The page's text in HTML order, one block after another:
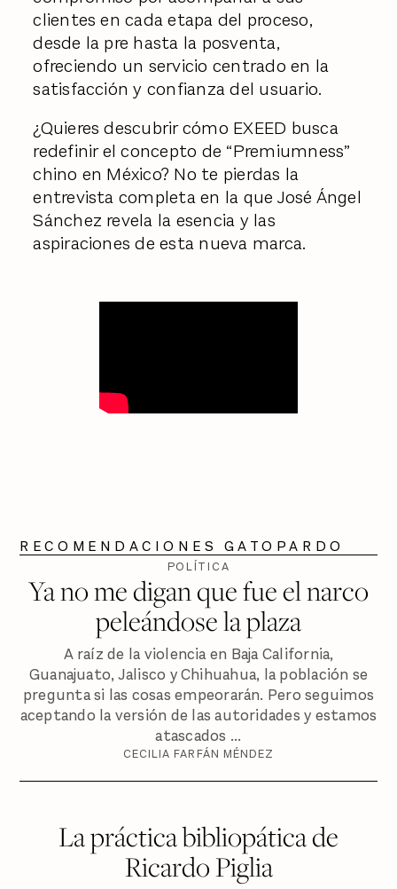
clientes en cada etapa del proceso,
desde la pre hasta la posventa,
ofreciendo un servicio centrado en la
satisfacción y confianza del usuario.
¿Quieres descubrir cómo EXEED busca
redefinir el concepto de “Premiumness”
chino en México? No te pierdas la
entrevista completa en la que José Ángel
Sánchez revela la esencia y las
aspiraciones de esta nueva marca.
RECOMENDACIONES GATOPARDO
POLÍTICA
Ya no me digan que fue el narco
peleándose la plaza
A raíz de la violencia en Baja California,
Guanajuato, Jalisco y Chihuahua, la población se
pregunta si las cosas empeorarán. Pero seguimos
aceptando la versión de las autoridades y estamos
atascados ...
CECILIA FARFÁN MÉNDEZ
La práctica bibliopática de
Ricardo Piglia